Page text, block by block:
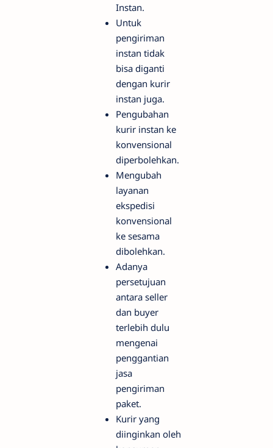
Instan.
Untuk
pengiriman
instan tidak
bisa diganti
dengan kurir
instan juga.
Pengubahan
kurir instan ke
konvensional
diperbolehkan.
Mengubah
layanan
ekspedisi
konvensional
ke sesama
dibolehkan.
Adanya
persetujuan
antara seller
dan buyer
terlebih dulu
mengenai
penggantian
jasa
pengiriman
paket.
Kurir yang
diinginkan oleh